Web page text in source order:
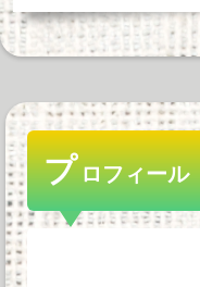
プロフィール